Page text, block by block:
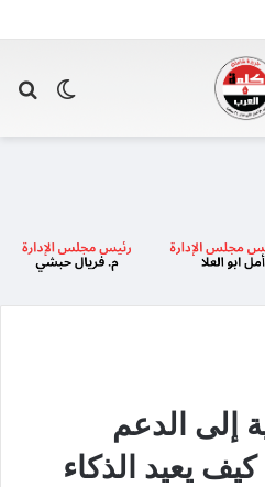
الوضع
إلى الدعم
يعيد الذكاء